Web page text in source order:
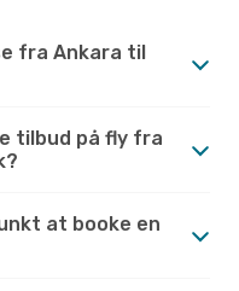
fra Ankara til
tilbud på fly fra
at booke en